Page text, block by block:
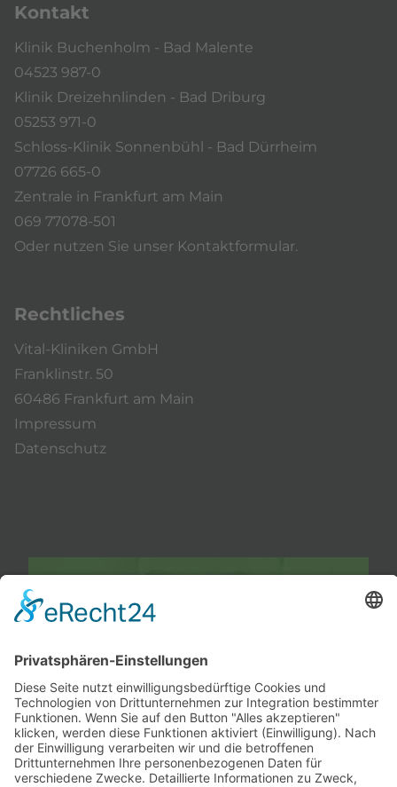
Kontakt
Klinik Buchenholm - Bad Malente
04523 987-0
Klinik Dreizehnlinden - Bad Driburg
05253 971-0
Schloss-Klinik Sonnenbühl - Bad Dürrheim
07726 665-0
Zentrale in Frankfurt am Main
069 77078-501
Oder nutzen Sie unser Kontaktformular.
Rechtliches
Vital-Kliniken GmbH
Franklinstr. 50
60486 Frankfurt am Main
Impressum
Datenschutz